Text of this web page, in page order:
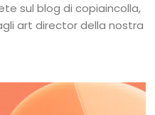
sul blog di copiaincolla,
art director della nostra